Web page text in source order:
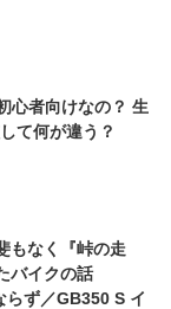
心者向けなの？ 生
て何が違う？
もなく『峠の走
バイクの話
らず／GB350 S イ